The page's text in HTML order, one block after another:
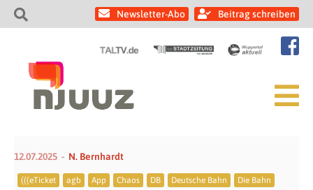
Newsletter-Abo Beitrag schreiben
12.07.2025 N. Bernhardt
(((eTicket agb App Chaos DB Deutsche Bahn
Die Bahn